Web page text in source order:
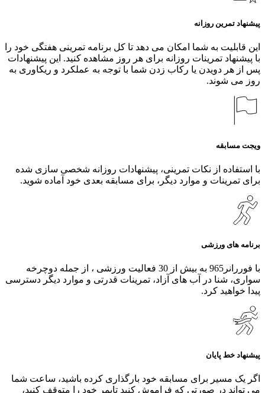
پیشنهاد تمرین روزانه
این قابلیت به شما امکان می دهد تا کل برنامه تمرینی هفتگی خود را
با پیشنهاد تمرینات روزانه برای هر روز مشاهده کنید. این پیشنهادات
پس از هر دویدن یا رکاب زدن شما با توجه به عملکرد و ریکاوری به
روز می شوند.
ویجت مسابقه
با استفاده از نکات تمرینی، پیشنهادات روزانه شخصی سازی شده
برای تمرینات و موارد دیگر، برای مسابقه بعدی خود آماده شوید.
برنامه های ورزشی
با فوررانر965 به بیش از 30 فعالیت ورزشی ، از جمله دوچرخه‌
سواری، شنا در آب‌ های آزاد، تمرینات قدرتی و موارد دیگر دسترسی
پیدا خواهید کرد.
پیشنهاد خط پایان
اگر یک مسیر برای مسابقه خود بارگذاری کرده باشید، ساعت شما
می‌ تواند در صورتی که فراموش کنید تایمر خود را متوقف کنید،